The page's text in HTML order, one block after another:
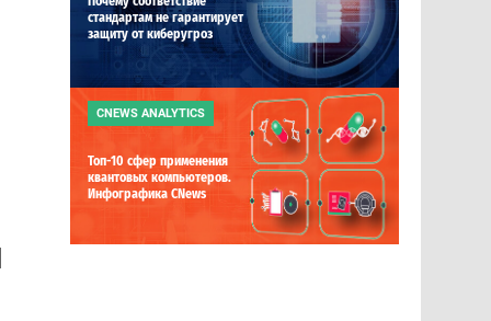
стандартам не гарантирует
защиту от киберугроз
CNEWS ANALYTICS
Топ-10 сфер применения
квантовых компьютеров.
Инфографика CNews